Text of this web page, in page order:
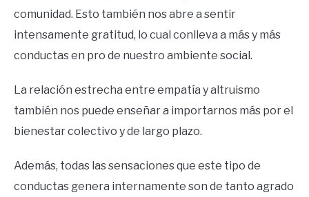
comunidad. Esto también nos abre a sentir
intensamente gratitud, lo cual conlleva a más y más
conductas en pro de nuestro ambiente social.
La relación estrecha entre empatía y altruismo
también nos puede enseñar a importarnos más por el
bienestar colectivo y de largo plazo.
Además, todas las sensaciones que este tipo de
conductas genera internamente son de tanto agrado